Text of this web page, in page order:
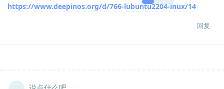
https://www.deepinos.org/d/766-lubuntu2204-inux/14
回复